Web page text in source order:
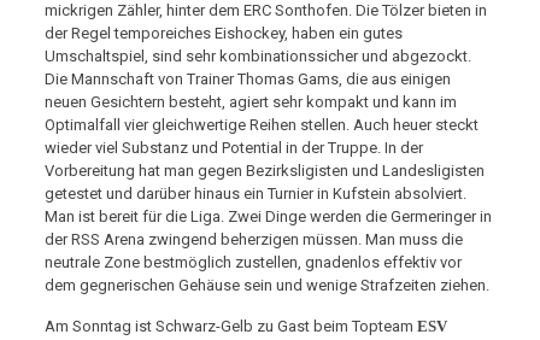
mickrigen Zähler, hinter dem ERC Sonthofen. Die Tölzer bieten in
der Regel temporeiches Eishockey, haben ein gutes
Umschaltspiel, sind sehr kombinationssicher und abgezockt.
Die Mannschaft von Trainer Thomas Gams, die aus einigen
neuen Gesichtern besteht, agiert sehr kompakt und kann im
Optimalfall vier gleichwertige Reihen stellen. Auch heuer steckt
wieder viel Substanz und Potential in der Truppe. In der
Vorbereitung hat man gegen Bezirksligisten und Landesligisten
getestet und darüber hinaus ein Turnier in Kufstein absolviert.
Man ist bereit für die Liga. Zwei Dinge werden die Germeringer in
der RSS Arena zwingend beherzigen müssen. Man muss die
neutrale Zone bestmöglich zustellen, gnadenlos effektiv vor
dem gegnerischen Gehäuse sein und wenige Strafzeiten ziehen.
Am Sonntag ist Schwarz-Gelb zu Gast beim Topteam ESV